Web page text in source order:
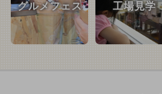
グルメフェス 工場見学